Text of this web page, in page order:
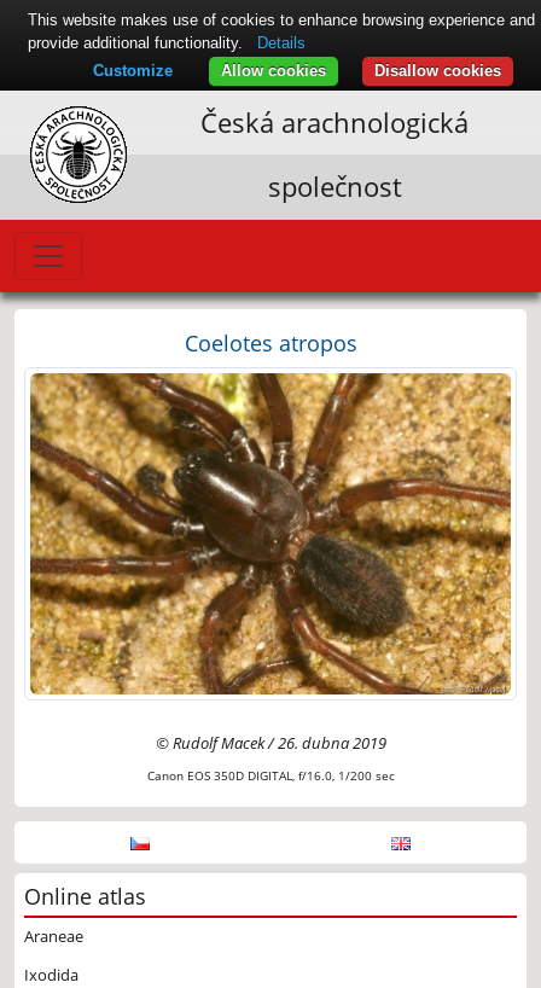
Česká arachnologická
společnost
Coelotes atropos
© Rudolf Macek / 26. dubna 2019
Canon EOS 350D DIGITAL, f/16.0, 1/200 sec
Online atlas
Araneae
Ixodida
This website makes use of cookies to enhance browsing experience and
provide additional functionality.
Details
Disallow cookies
Allow cookies
Customize